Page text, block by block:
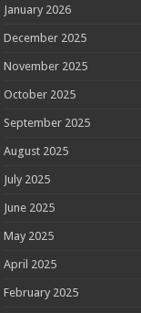
January 2026
December 2025
November 2025
October 2025
September 2025
August 2025
July 2025
June 2025
May 2025
April 2025
February 2025